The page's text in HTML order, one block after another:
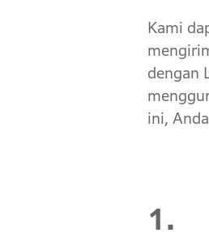
Kami
dengan
ini,
1.